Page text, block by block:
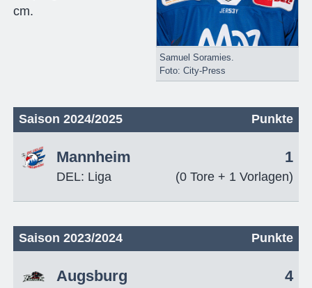
Samuel Soramies.
Foto: City-Press
cm.
Saison 2024/2025 Punkte
Mannheim
DEL: Liga
1
(0 Tore + 1 Vorlagen)
Saison 2023/2024 Punkte
Augsburg 4